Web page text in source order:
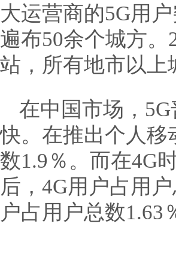
大运营商的5G用
遍布50余个城方。
站，所有地市以上
在中国市场，
快。在推出个人移
数1.9％。而在4G
后，4G用户占用
户占用户总数1.63